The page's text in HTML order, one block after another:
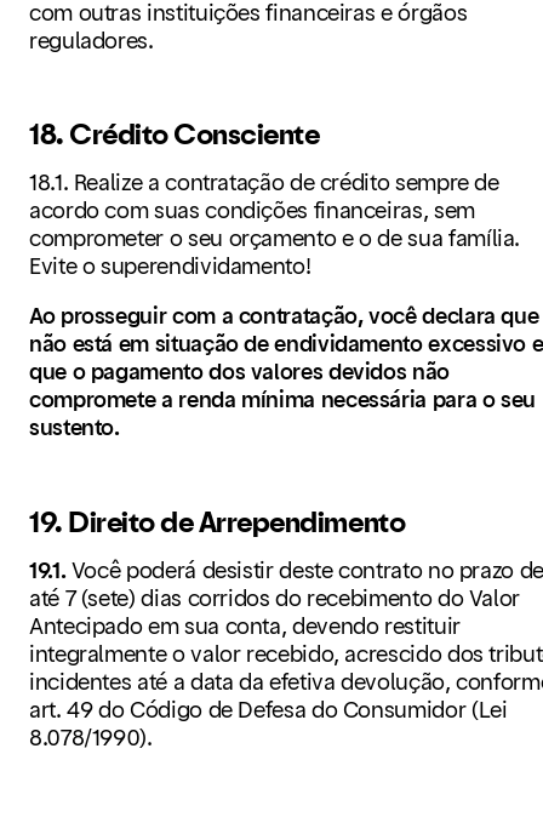
com outras instituições financeiras e órgãos
reguladores.
18. Crédito Consciente
18.1. Realize a contratação de crédito sempre de
acordo com suas condições financeiras, sem
comprometer o seu orçamento e o de sua família.
Evite o superendividamento!
Ao prosseguir com a contratação, você declara que
não está em situação de endividamento excessivo e
que o pagamento dos valores devidos não
compromete a renda mínima necessária para o seu
sustento.
19. Direito de Arrependimento
19.1.Você poderá desistir deste contrato no prazo de
até 7 (sete) dias corridos do recebimento do Valor
Antecipado em sua conta, devendo restituir
integralmente o valor recebido, acrescido dos
incidentes até a data da efetiva devolução,
art. 49 do Código de Defesa do Consumidor (Lei
8.078/1990).